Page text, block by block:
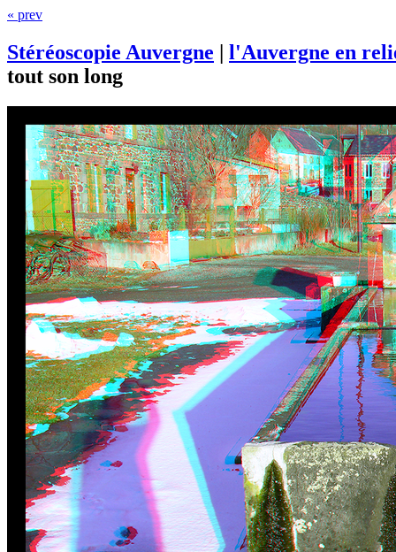
« prev
Stéréoscopie Auvergne | l'Auvergne en
tout son long